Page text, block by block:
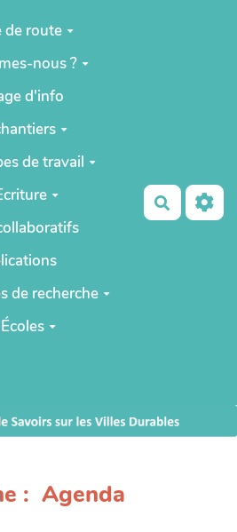
de route
nous ?
d'info
de travail
de recherche
: Agenda